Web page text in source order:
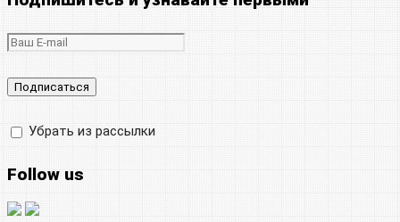
Убрать из рассылки
Follow us